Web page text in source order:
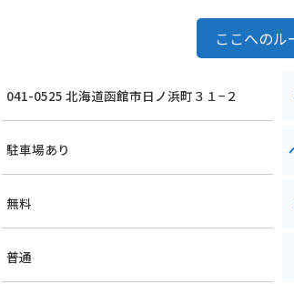
ここへのル
041-0525 北海道函館市日ノ浜町３１−２
駐車場あり
無料
普通